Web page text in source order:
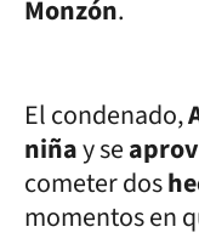
Monzón.
El condenado,
niñay se
cometer dos
momentos en